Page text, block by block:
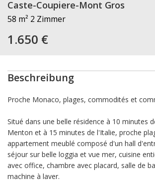
Caste-Coupiere-Mont Gros
58 m² 2 Zimmer
1.650 €
Beschreibung
Proche Monaco, plages, commodités et
Situé dans une belle résidence à 10 minutes
Menton et à 15 minutes de l'Italie, proche
appartement meublé composé d'un hall
séjour sur belle loggia et vue mer, cuisine
avec office, chambre avec placard, salle de
machine à laver.